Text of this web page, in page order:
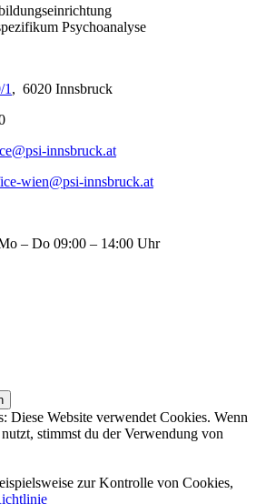
Psychoanalyse
1, 6020 Innsbruck
innsbruck.at
wien@psi-innsbruck.at
– Do 09:00 – 14:00 Uhr
Diese Website verwendet Cookies. Wenn
stimmst du der Verwendung von
zur Kontrolle von Cookies,